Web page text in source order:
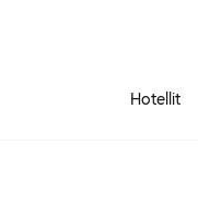
Hotellit